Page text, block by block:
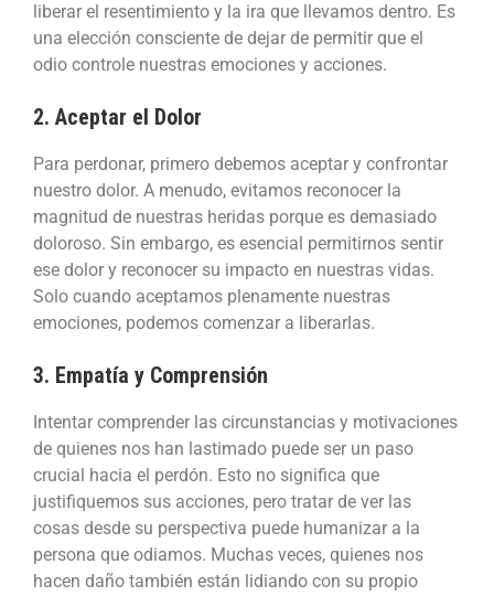
liberar el resentimiento y la ira que llevamos dentro. Es
una elección consciente de dejar de permitir que el
odio controle nuestras emociones y acciones.
2. Aceptar el Dolor
Para perdonar, primero debemos aceptar y confrontar
nuestro dolor. A menudo, evitamos reconocer la
magnitud de nuestras heridas porque es demasiado
doloroso. Sin embargo, es esencial permitirnos sentir
ese dolor y reconocer su impacto en nuestras vidas.
Solo cuando aceptamos plenamente nuestras
emociones, podemos comenzar a liberarlas.
3. Empatía y Comprensión
Intentar comprender las circunstancias y motivaciones
de quienes nos han lastimado puede ser un paso
crucial hacia el perdón. Esto no significa que
justifiquemos sus acciones, pero tratar de ver las
cosas desde su perspectiva puede humanizar a la
persona que odiamos. Muchas veces, quienes nos
hacen daño también están lidiando con su propio